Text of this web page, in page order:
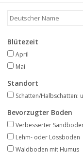
Frühjahrsblüher
Sommerblüher
Herbstblüher
Angebote
Blütezeit
April
Mai
Standort
Schatten/Halbschatten:
Bevorzugter Boden
Verbesserter
Lehm- oder Lössboden
Waldboden mit Humus